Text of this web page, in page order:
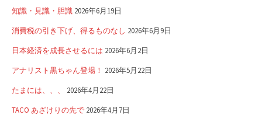
知識・見識・胆識 2026年6月19日
消費税の引き下げ、得るものなし 2026年6月9日
日本経済を成長させるには 2026年6月2日
アナリスト黒ちゃん登場！ 2026年5月22日
たまには、、、 2026年4月22日
TACO あざけりの先で 2026年4月7日